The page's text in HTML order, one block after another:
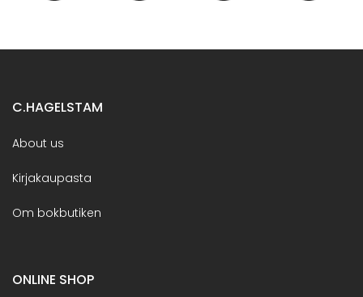
C.HAGELSTAM
About us
Kirjakaupasta
Om bokbutiken
ONLINE SHOP